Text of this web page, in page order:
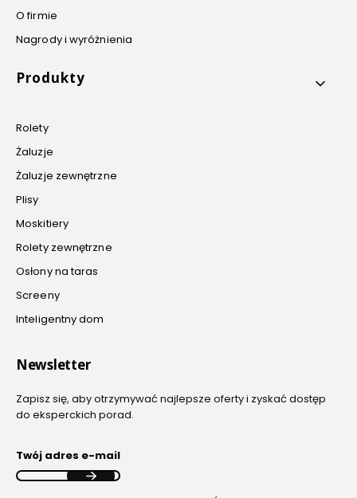
O firmie
Nagrody i wyróżnienia
Produkty
Rolety
Żaluzje
Żaluzje zewnętrzne
Plisy
Moskitiery
Rolety zewnętrzne
Osłony na taras
Screeny
Inteligentny dom
Newsletter
Zapisz się, aby otrzymywać najlepsze oferty i zyskać dostęp
do eksperckich porad.
Twój adres e-mail